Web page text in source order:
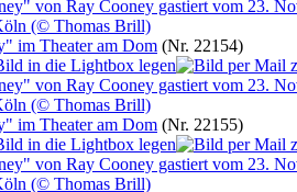
im Theater am Dom (Nr. 22154)
im Theater am Dom (Nr. 22155)